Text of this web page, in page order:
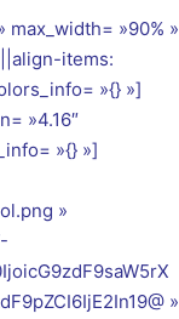
max_width= »90% »
items:
»{} »]
»4.16″
»{} »]
»
»